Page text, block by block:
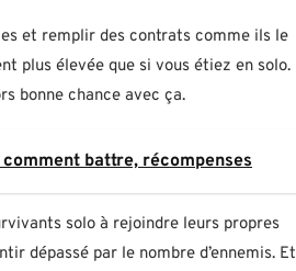
et remplir des contrats comme ils le
plus élevée que si vous étiez en solo.
bonne chance avec ça.
battre, récompenses
solo à rejoindre leurs propres
dépassé par le nombre d’ennemis. Et